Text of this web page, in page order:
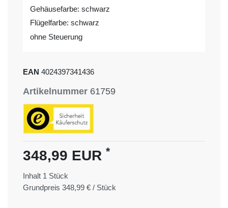
Gehäusefarbe: schwarz
Flügelfarbe: schwarz
ohne Steuerung
EAN 4024397341436
Artikelnummer 61759
348,99 EUR *
Inhalt 1 Stück
Grundpreis 348,99 € / Stück